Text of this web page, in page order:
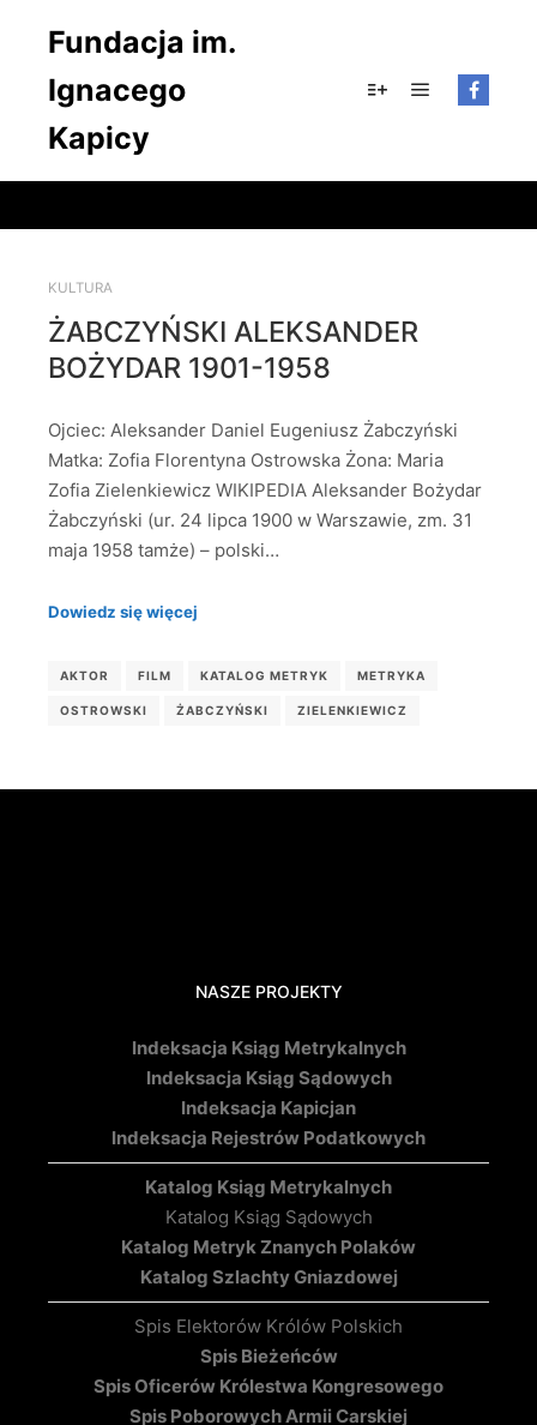
Fundacja im.
Ignacego
Kapicy
KULTURA
ŻABCZYŃSKI ALEKSANDER
BOŻYDAR 1901-1958
Ojciec: Aleksander Daniel Eugeniusz Żabczyński
Matka: Zofia Florentyna Ostrowska Żona: Maria
Zofia Zielenkiewicz WIKIPEDIA Aleksander Bożydar
Żabczyński (ur. 24 lipca 1900 w Warszawie, zm. 31
maja 1958 tamże) – polski…
Dowiedz się więcej
AKTOR FILM KATALOG METRYK METRYKA
OSTROWSKI ŻABCZYŃSKI ZIELENKIEWICZ
NASZE PROJEKTY
Indeksacja Ksiąg Metrykalnych
Indeksacja Ksiąg Sądowych
Indeksacja Kapicjan
Indeksacja Rejestrów Podatkowych
Katalog Ksiąg Metrykalnych
Katalog Ksiąg Sądowych
Katalog Metryk Znanych Polaków
Katalog Szlachty Gniazdowej
Spis Elektorów Królów Polskich
Spis Bieżeńców
Spis Oficerów Królestwa Kongresowego
Spis Poborowych Armii Carskiej